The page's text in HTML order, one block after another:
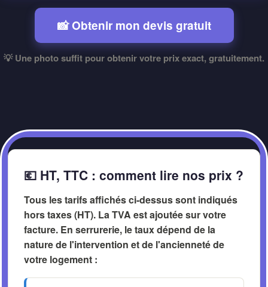
📸 Obtenir mon devis gratuit
💡 Une photo suffit pour obtenir votre prix exact, gratuitement.
💶 HT, TTC : comment lire nos prix ?
Tous les tarifs affichés ci-dessus sont indiqués
hors taxes (HT). La TVA est ajoutée sur votre
facture. En serrurerie, le taux dépend de la
nature de l'intervention et de l'ancienneté de
votre logement :